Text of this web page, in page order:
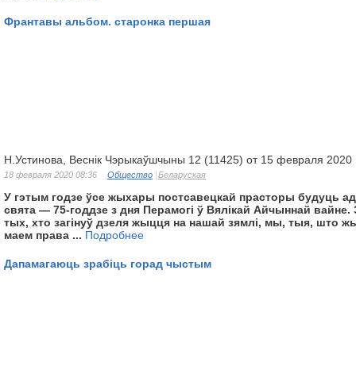
Франтавы альбом. старонка першая
Н.Устинова, Веснік Чэрыкаўшчыны 12 (11425) от 15 февраля 2020
18 февраля 2020 08:36 Общество Беларуская
У гэтым годзе ўсе жыхары постсавецкай прасторы будуць
свята — 75-годдзе з дня Перамогі ў Вялікай Айчыннай вайне.
тых, хто загінуў дзеля жыцця на нашай зямлі, мы, тыя, што
маем права ... Подробнее
Дапамагаюць зрабіць горад чыстым